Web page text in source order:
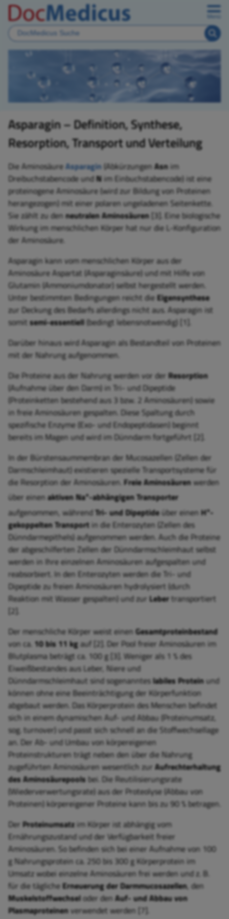
Asparagin – Definition, Synthese,
Resorption, Transport und Verteilung
Die AminosäureAsparagin(AbkürzungenAsnim
Dreibuchstabencode undNim Einbuchstabencode) ist eine
proteinogene Aminosäure (wird zur Bildung von Proteinen
herangezogen) mit einer polaren ungeladenen Seitenkette.
Sie zählt zu denneutralen Aminosäuren[3]. Eine biologische
Wirkung im menschlichen Körper hat nur die L-Konfiguration
der Aminosäure.
Asparagin kann vom menschlichen Körper aus der
Aminosäure Aspartat (Asparaginsäure) und mit Hilfe von
Glutamin (Ammoniumdonator) selbst hergestellt werden.
Unter bestimmten Bedingungen reicht dieEigensynthese
zur Deckung des Bedarfs allerdings nicht aus. Asparagin ist
somitsemi-essentiell(bedingt lebensnotwendig) [1].
Darüber hinaus wird Asparagin als Bestandteil von Proteinen
mit der Nahrung aufgenommen.
Die Proteine aus der Nahrung werden vor derResorption
(Aufnahme über den Darm) in Tri- und Dipeptide
(Proteinketten bestehend aus 3 bzw. 2 Aminosäuren) sowie
in freie Aminosäuren gespalten. Diese Spaltung durch
spezifische Enzyme (Exo- und Endopeptidasen) beginnt
bereits im Magen und wird im Dünndarm fortgeführt [2].
In der Bürstensaummembran der Mucosazellen (Zellen der
Darmschleimhaut) existieren spezielle Transportsysteme für
die Resorption der Aminosäuren. Freie Aminosäurenwerden
über einenaktiven Na+-abhängigen Transporter
aufgenommen, währendTri- und Dipeptideüber einenH+-
gekoppelten Transport in die Enterozyten (Zellen des
Dünndarmepithels) aufgenommen werden. Auch die Proteine
der abgeschilferten Zellen der Dünndarmschleimhaut selbst
werden in Ihre einzelnen Aminosäuren aufgespalten und
reabsorbiert. In den Enterozyten werden die Tri- und
Dipeptide zu freien Aminosäuren hydrolysiert (durch
Reaktion mit Wasser gespalten) und zurLebertransportiert
[2].
Der menschliche Körper weist einenGesamtproteinbestand
von ca. 10 bis 11 kgauf [2]. Der Pool freier Aminosäuren im
Blutplasma beträgt ca. 100 g [3]. Weniger als 1 % des
Eiweißbestandes aus Leber, Niere und
Dünndarmschleimhaut sind sogenannteslabiles Proteinund
können ohne eine Beeinträchtigung der Körperfunktion
abgebaut werden. Das Körperprotein des Menschen befindet
sich in einem dynamischen Auf- und Abbau (Proteinumsatz,
sog. turnover) und passt sich schnell an die Stoffwechsellage
an. Der Ab- und Umbau von körpereigenen
Proteinstrukturen trägt neben den über die Nahrung
zugeführten Aminosäuren wesentlich zur Aufrechterhaltung
des Aminosäurepoolsbei. Die Reutilisierungsrate
(Wiederverwertungsrate) aus der Proteolyse (Abbau von
Proteinen) körpereigener Proteine kann bis zu 90 % betragen.
DerProteinumsatzim Körper ist abhängig vom
Ernährungszustand und der Verfügbarkeit freier
Aminosäuren. So befinden sich bei einer Aufnahme von 100
g Nahrungsprotein ca. 250 bis 300 g Körperprotein im
Umsatz wobei einzelne Aminosäuren frei werden und z. B.
für die täglicheErneuerung der Darmmucosazellen, den
Muskelstoffwechseloder denAuf- und Abbau von
Plasmaproteinenverwendet werden [7].